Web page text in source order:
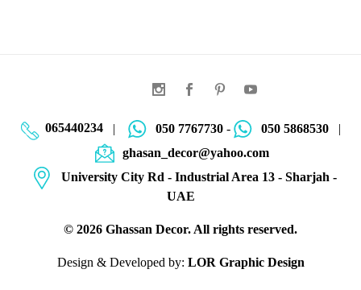
065440234| 050 7767730- 050 5868530|
ghasan_decor@yahoo.com
University City Rd - Industrial Area 13 - Sharjah -
UAE
© 2026 Ghassan Decor. All rights reserved.
Design & Developed by: LOR Graphic Design